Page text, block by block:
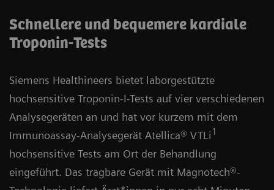
Schnellere und bequemere kardiale
Troponin-Tests
Siemens Healthineers bietet laborgestützte
hochsensitive Troponin-I-Tests auf vier verschiedenen
Analysegeräten an und hat vor kurzem mit dem
Immunoassay-Analysegerät Atellica® VTLi 1
hochsensitive Tests am Ort der Behandlung
eingeführt. Das tragbare Gerät mit Magnotech®-